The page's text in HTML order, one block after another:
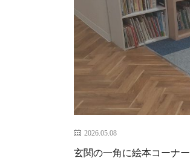
2026.05.08
玄関の一角に絵本コーナ